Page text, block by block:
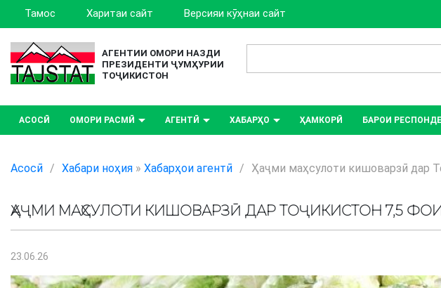
Тамос Харитаи сайт Версияи кӯҳнаи сайт
АГЕНТИИ ОМОРИ НАЗДИ
ПРЕЗИДЕНТИ ҶУМҲУРИИ
ТОҶИКИСТОН
АСОСӢ ОМОРИ РАСМӢ АГЕНТӢ ХАБАРҲО ҲАМКОРӢ БАРОИ
Асосӣ / Хабари ноҳия » Хабарҳои агентӣ / Ҳаҷми маҳсулоти кишоварзӣ дар
ҲАҶМИ МАҲСУЛОТИ КИШОВАРЗӢ ДАР ТОҶИКИСТОН 7,5
23.06.26